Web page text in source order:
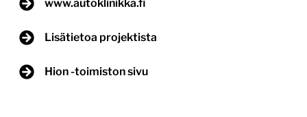
www.autoklinikka.fi
Lisätietoa projektista
Hion -toimiston sivu